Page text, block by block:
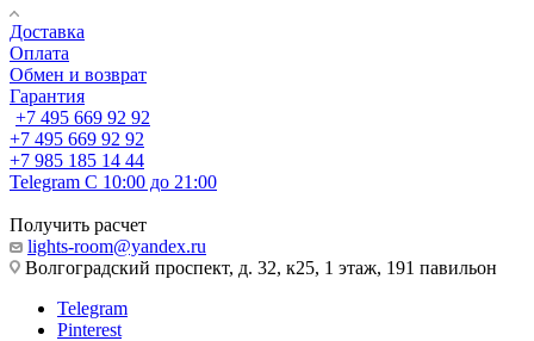
Доставка
Оплата
Обмен и возврат
Гарантия
+7 495 669 92 92
+7 495 669 92 92
+7 985 185 14 44
Telegram С 10:00 до 21:00
Получить расчет
lights-room@yandex.ru
Волгоградский проспект, д. 32, к25, 1 этаж, 191 павильон
Telegram
Pinterest